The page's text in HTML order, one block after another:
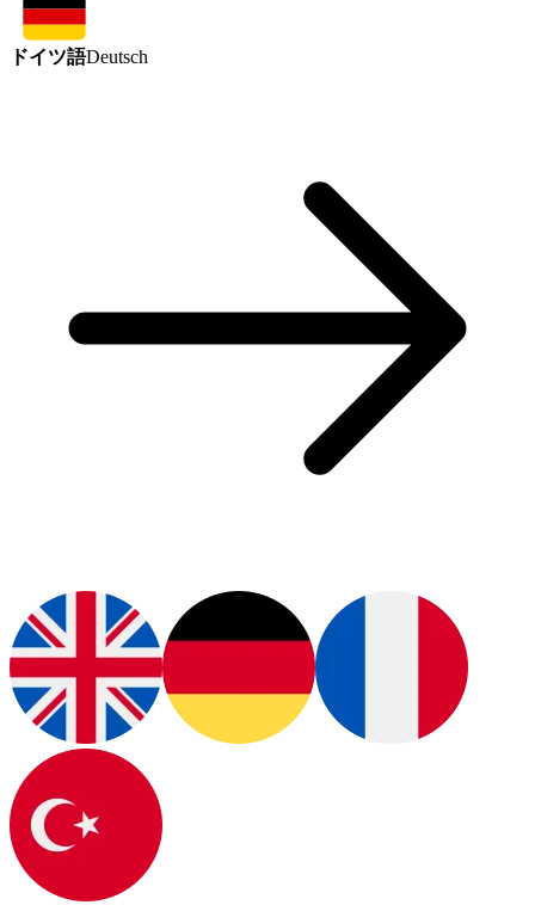
ドイツ語Deutsch